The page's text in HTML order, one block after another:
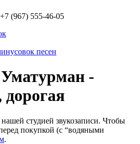
+7 (967) 555-46-05
песен
-
дорогая
студией звукозаписи. Чтобы
покупкой (с “водяными
.